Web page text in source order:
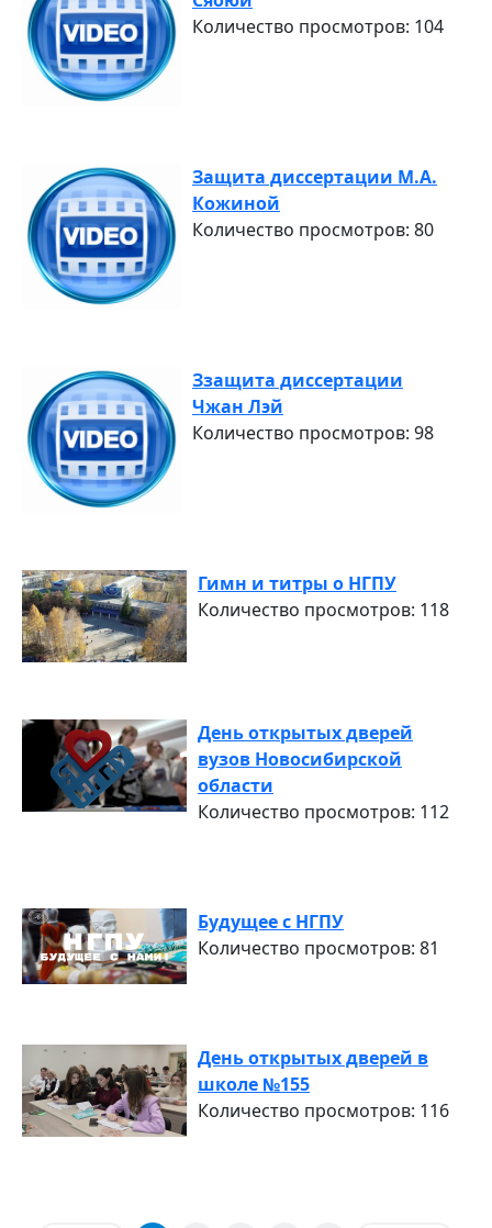
Количество просмотров: 104
Защита диссертации М.А.
Кожиной
Количество просмотров: 80
Ззащита диссертации
Чжан Лэй
Количество просмотров: 98
Гимн и титры о НГПУ
Количество просмотров: 118
День открытых дверей
вузов Новосибирской
области
Количество просмотров: 112
Будущее с НГПУ
Количество просмотров: 81
День открытых дверей в
школе №155
Количество просмотров: 116